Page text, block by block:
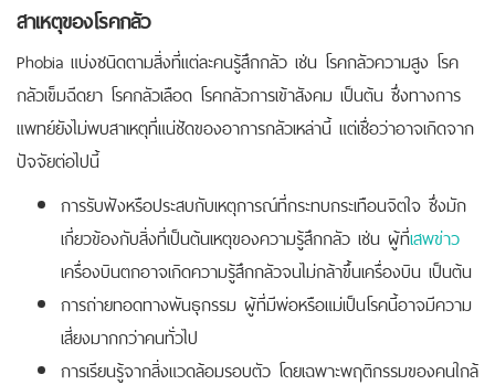
สาเหตุของโรคกลัว
Phobia แบ่งชนิดตามสิ่งที่แต่ละคนรู้สึกกลัว เช่น โรคกลัวความสูง โรค
กลัวเข็มฉีดยา โรคกลัวเลือด โรคกลัวการเข้าสังคม เป็นต้น ซึ่งทางการ
แพทย์ยังไม่พบสาเหตุที่แน่ชัดของอาการกลัวเหล่านี้ แต่เชื่อว่าอาจเกิดจาก
ปัจจัยต่อไปนี้
การรับฟังหรือประสบกับเหตุการณ์ที่กระทบกระเทือนจิตใจ ซึ่งมัก
เกี่ยวข้องกับสิ่งที่เป็นต้นเหตุของความรู้สึกกลัว เช่น ผู้ที่เสพข่าว
เครื่องบินตกอาจเกิดความรู้สึกกลัวจนไม่กล้าขึ้นเครื่องบิน เป็นต้น
การถ่ายทอดทางพันธุกรรม ผู้ที่มีพ่อหรือแม่เป็นโรคนี้อาจมีความ
เสี่ยงมากกว่าคนทั่วไป
การเรียนรู้จากสิ่งแวดล้อมรอบตัว โดยเฉพาะพฤติกรรมของคนใกล้